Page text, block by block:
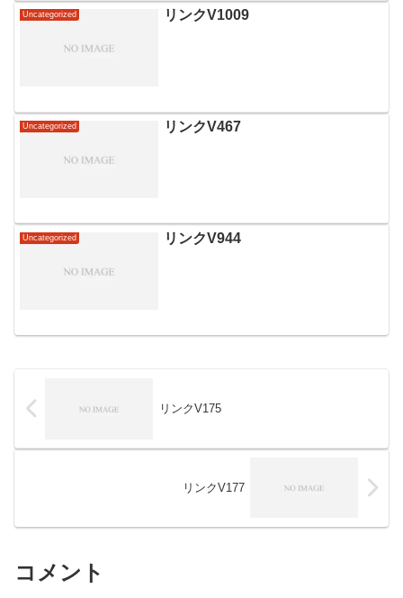
Uncategorized リンクV1009
Uncategorized リンクV467
Uncategorized リンクV944
リンクV175
リンクV177
コメント